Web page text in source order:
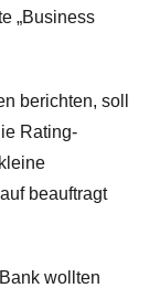
„Business
berichten, soll
Rating-
beauftragt
wollten